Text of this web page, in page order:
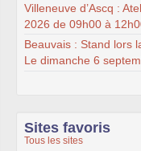
Villeneuve d’Ascq :
2026 de 09h00 à
Beauvais : Stand lors
Le dimanche 6
Sites favoris
Tous les sites